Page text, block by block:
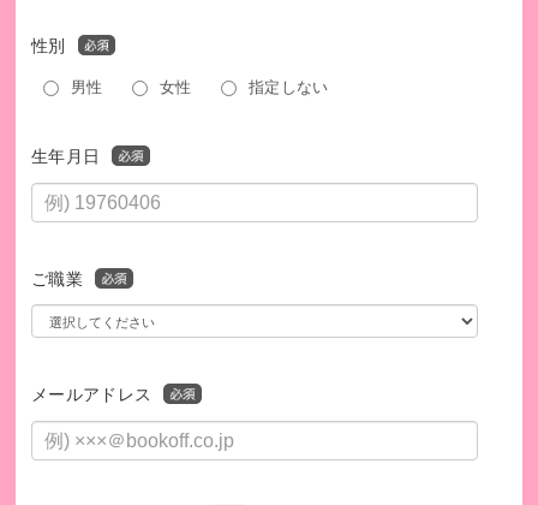
性別
男性 女性 指定しない
生年月日
ご職業
メールアドレス